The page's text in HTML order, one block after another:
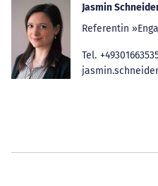
Jasmin
Referentin
Tel.